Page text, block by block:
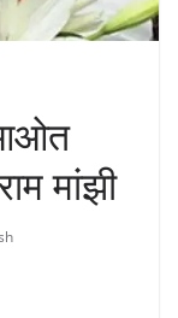
मांझी